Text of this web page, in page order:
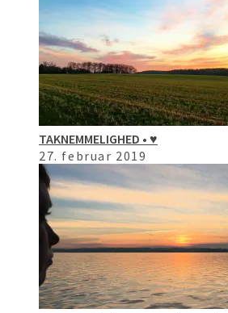
TAKNEMMELIGHED • ♥️
27. februar 2019